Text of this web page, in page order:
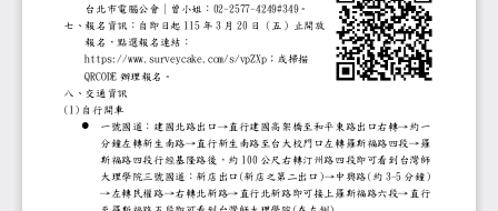
台北市電腦公會｜
曾 小姐：
02
-2577
-4249#34
9。
七、報名資訊：自即日起
11
5 年 3 月 20 日（
五 ）止開放
報名，點選報名連結：
https://www.surveycake.com/s/vpZXp
；或掃描
QRCODE辦理報名。
八、交通資訊
(1)自行開車
⚫
一號國道：建國北路出口→直行建國高架橋至和
分鐘左轉新生南路→直行新生南路至台大校門口
斯福路四段行經基隆路後，約
100公尺右轉汀州路四段即可看到
大理學院三號國道：新店出口
(新店之第二出口
)→中興路
(約 3-5 分鐘
)
→左轉民權路→右轉北新路→直行北新路即可接上
行